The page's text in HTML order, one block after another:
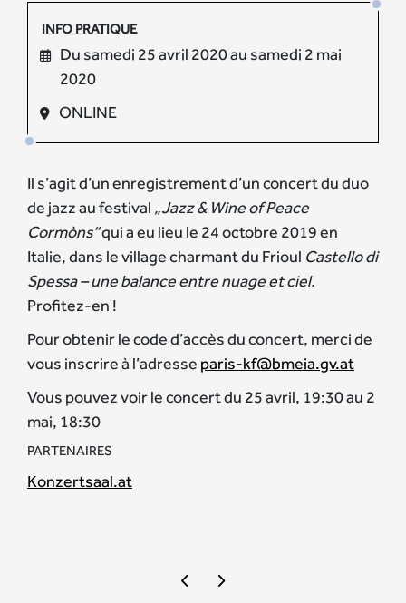
INFO PRATIQUE
Du samedi 25 avril 2020 au samedi 2 mai
2020
ONLINE
Il s’agit d’un enregistrement d’un concert du duo
de jazz au festival „Jazz & Wine of Peace
Cormòns“qui a eu lieu le 24 octobre 2019 en
Italie, dans le village charmant du Frioul Castello di
Spessa – une balance entre nuage et ciel.
Profitez-en !
Pour obtenir le code d’accès du concert, merci de
vous inscrire à l’adresse paris-kf@bmeia.gv.at
Vous pouvez voir le concert du 25 avril, 19:30 au 2
mai, 18:30
PARTENAIRES
Konzertsaal.at